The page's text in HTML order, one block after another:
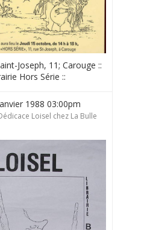
Joseph, 11; Carouge ::
Hors Série ::
1988 03:00pm
Loisel chez La Bulle